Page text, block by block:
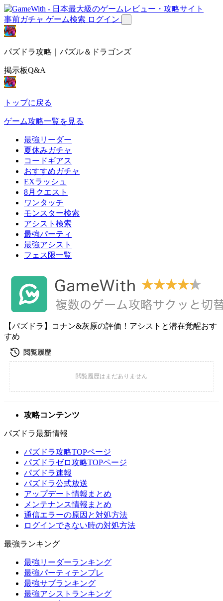
事前ガチャ ゲーム検索 ログイン
パズドラ攻略｜パズル＆ドラゴンズ
掲示板Q&A
トップに戻る
ゲーム攻略一覧を見る
最強リーダー
夏休みガチャ
コードギアス
おすすめガチャ
EXラッシュ
8月クエスト
ワンタッチ
モンスター検索
アシスト検索
最強パーティ
最強アシスト
フェス限一覧
【パズドラ】コナン&灰原の評価！アシストと潜在覚醒おす
すめ
攻略コンテンツ
パズドラ最新情報
パズドラ攻略TOPページ
パズドラゼロ攻略TOPページ
パズドラ速報
パズドラ公式放送
アップデート情報まとめ
メンテナンス情報まとめ
通信エラーの原因と対処方法
ログインできない時の対処方法
最強ランキング
最強リーダーランキング
最強パーティテンプレ
最強サブランキング
最強アシストランキング